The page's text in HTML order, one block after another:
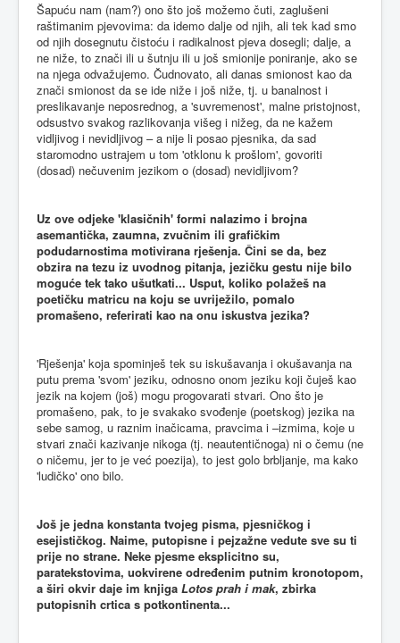
Šapuću nam (nam?) ono što još možemo čuti, zaglušeni
raštimanim pjevovima: da idemo dalje od njih, ali tek kad smo
od njih dosegnutu čistoću i radikalnost pjeva dosegli; dalje, a
ne niže, to znači ili u šutnju ili u još smionije poniranje, ako se
na njega odvažujemo. Čudnovato, ali danas smionost kao da
znači smionost da se ide niže i još niže, tj. u banalnost i
preslikavanje neposrednog, a 'suvremenost', malne pristojnost,
odsustvo svakog razlikovanja višeg i nižeg, da ne kažem
vidljivog i nevidljivog – a nije li posao pjesnika, da sad
staromodno ustrajem u tom 'otklonu k prošlom', govoriti
(dosad) nečuvenim jezikom o (dosad) nevidljivom?
Uz ove odjeke 'klasičnih' formi nalazimo i brojna
asemantička, zaumna, zvučnim ili grafičkim
podudarnostima motivirana rješenja. Čini se da, bez
obzira na tezu iz uvodnog pitanja, jezičku gestu nije bilo
moguće tek tako ušutkati... Usput, koliko polažeš na
poetičku matricu na koju se uvriježilo, pomalo
promašeno, referirati kao na onu iskustva jezika?
'Rješenja' koja spominješ tek su iskušavanja i okušavanja na
putu prema 'svom' jeziku, odnosno onom jeziku koji čuješ kao
jezik na kojem (još) mogu progovarati stvari. Ono što je
promašeno, pak, to je svakako svođenje (poetskog) jezika na
sebe samog, u raznim inačicama, pravcima i –izmima, koje u
stvari znači kazivanje nikoga (tj. neautentičnoga) ni o čemu (ne
o ničemu, jer to je već poezija), to jest golo brbljanje, ma kako
'ludičko' ono bilo.
Još je jedna konstanta tvojeg pisma, pjesničkog i
esejističkog. Naime, putopisne i pejzažne vedute sve su ti
prije no strane. Neke pjesme eksplicitno su,
paratekstovima, uokvirene određenim putnim kronotopom,
a širi okvir daje im knjiga Lotos prah i mak, zbirka
putopisnih crtica s potkontinenta...